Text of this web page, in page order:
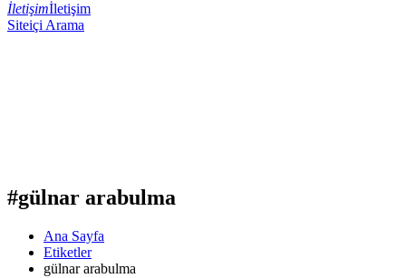
İletişimİletişim
Siteiçi Arama
#gülnar arabulma
Ana Sayfa
Etiketler
gülnar arabulma